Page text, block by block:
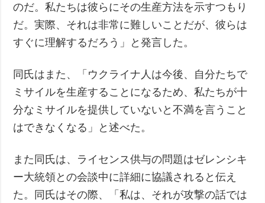
のだ。私たちは彼らにその生産方法を示すつもり
だ。実際、それは非常に難しいことだが、彼らは
すぐに理解するだろう」と発言した。
同氏はまた、「ウクライナ人は今後、自分たちで
ミサイルを生産することになるため、私たちが十
分なミサイルを提供していないと不満を言うこと
はできなくなる」と述べた。
また同氏は、ライセンス供与の問題はゼレンシキ
ー大統領との会談中に詳細に協議されると伝え
た。同氏はその際、「私は、それが攻撃の話では